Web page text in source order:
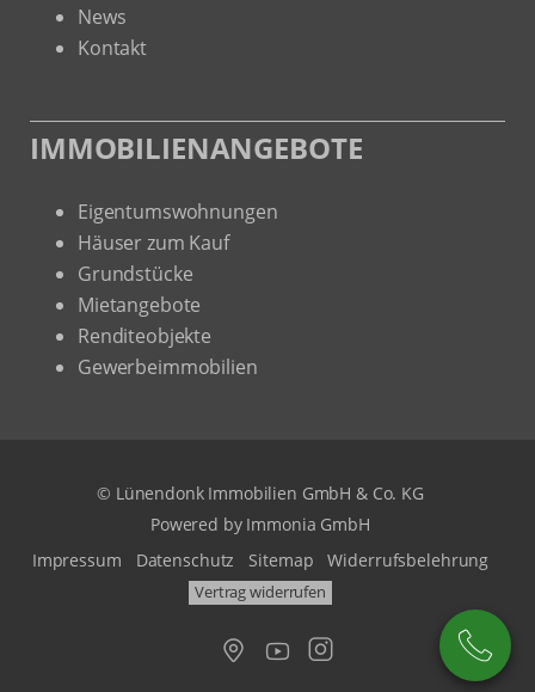
News
Kontakt
IMMOBILIENANGEBOTE
Eigentumswohnungen
Häuser zum Kauf
Grundstücke
Mietangebote
Renditeobjekte
Gewerbeimmobilien
© Lünendonk Immobilien GmbH & Co. KG
Powered by Immonia GmbH
Impressum
Datenschutz Sitemap Widerrufsbelehrung
Vertrag widerrufen